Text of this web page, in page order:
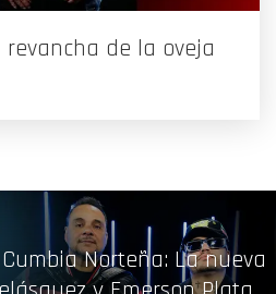
revancha de la oveja
Norteña: La nueva